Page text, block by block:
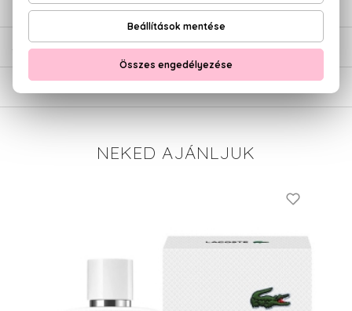
ÉRTÉKELÉSEK (0)
SZÁLLÍTÁS
NEKED AJÁNLJUK